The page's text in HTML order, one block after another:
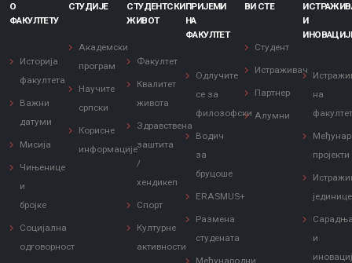
О
ФАКУЛТЕТУ
Историја
факултета
Важни
датуми
Мисија
Чињенице
и
бројке
Социјална
одговорност
СТУДИЈЕ
Академски
програм
Научите
српски
Корисне
информације
СТУДЕНТСКИ
ЖИВОТ
Факултет
Квалитет
живота
Здравствена
заштита
/
хендикеп
Спорт
Културне
активности
ПРИЈЕМИ
НА
ФАКУЛТЕТ
Одлучите
се за
филозофски
Водич
за
бруцоше
ERASMUS+
Размена
студената
Међународни
ВИ СТЕ
Студент
Истраживач
Партнер
Алумни
И
на
пројекти
јединице
и